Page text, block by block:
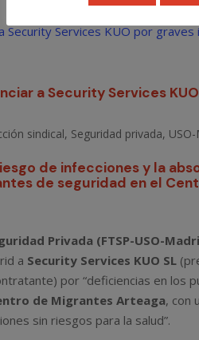
a Security Services
sindical, Seguridad privada,
de infecciones y la
de seguridad en el
Privada (FTSP-USO-
a Security Services KUO SL
por “deficiencias en los
de Migrantes Arteaga, con
sin riesgos para la salud”.